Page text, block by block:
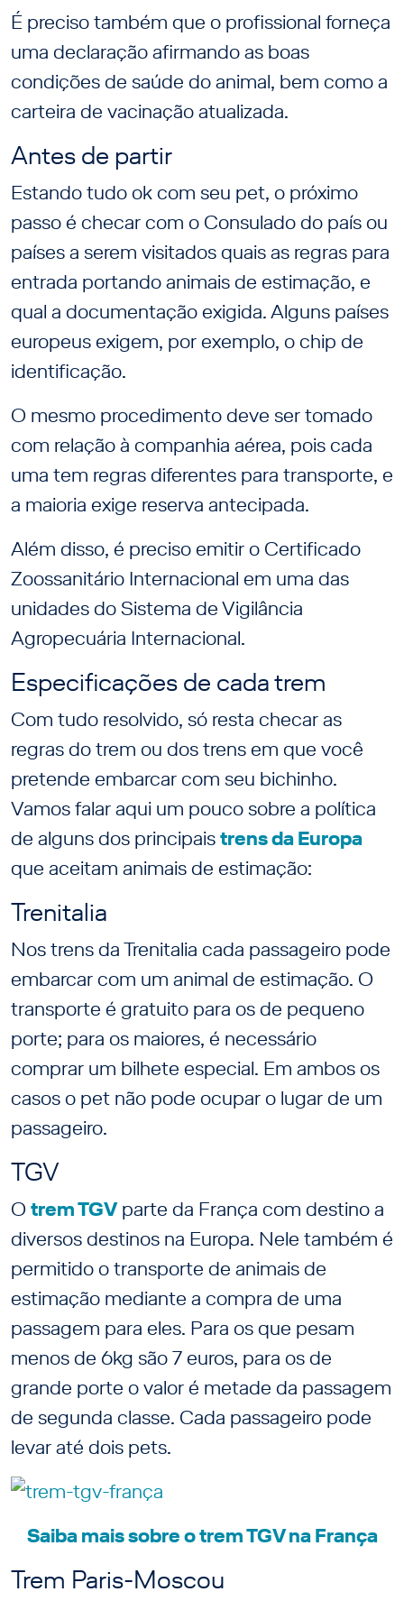
É preciso também que o profissional forneça
uma declaração afirmando as boas
condições de saúde do animal, bem como a
carteira de vacinação atualizada.
Antes de partir
Estando tudo ok com seu pet, o próximo
passo é checar com o Consulado do país ou
países a serem visitados quais as regras para
entrada portando animais de estimação, e
qual a documentação exigida. Alguns países
europeus exigem, por exemplo, o chip de
identificação.
O mesmo procedimento deve ser tomado
com relação à companhia aérea, pois cada
uma tem regras diferentes para transporte, e
a maioria exige reserva antecipada.
Além disso, é preciso emitir o Certificado
Zoossanitário Internacional em uma das
unidades do Sistema de Vigilância
Agropecuária Internacional.
Especificações de cada trem
Com tudo resolvido, só resta checar as
regras do trem ou dos trens em que você
pretende embarcar com seu bichinho.
Vamos falar aqui um pouco sobre a política
de alguns dos principaistrens da Europa
que aceitam animais de estimação:
Trenitalia
Nos trens da Trenitalia cada passageiro pode
embarcar com um animal de estimação. O
transporte é gratuito para os de pequeno
porte; para os maiores, é necessário
comprar um bilhete especial. Em ambos os
casos o pet não pode ocupar o lugar de um
passageiro.
TGV
O trem TGVparte da França com destino a
diversos destinos na Europa. Nele também é
permitido o transporte de animais de
estimação mediante a compra de uma
passagem para eles. Para os que pesam
menos de 6kg são 7 euros, para os de
grande porte o valor é metade da passagem
de segunda classe. Cada passageiro pode
levar até dois pets.
Saiba mais sobre o trem TGV na França
Trem Paris-Moscou